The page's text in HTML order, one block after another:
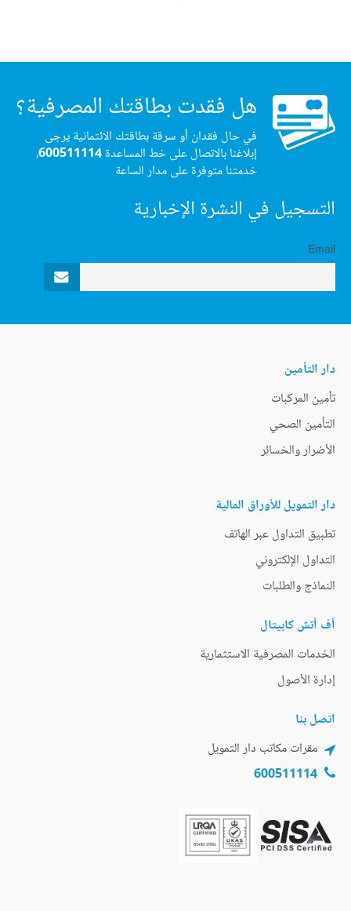
هل فقدت بطاقتك المصرفية؟
في حال فقدان أو سرقة بطاقتك الائتمانية يرجى
إبلاغنا بالاتصال على خط المساعدة600511114،
خدمتنا متوفرة على مدار الساعة
التسجيل في النشرة الإخبارية
Email
دار التأمين
تأمين المركبات
التأمين الصحي
الأضرار والخسائر
دار التمويل للأوراق المالية
تطبيق التداول عبر الهاتف
التداول الإلكتروني
النماذج والطلبات
أف أتش كابيتال
الخدمات المصرفية الاستثمارية
إدارة الأصول
اتصل بنا
مقرات مكاتب دار التمويل
600511114